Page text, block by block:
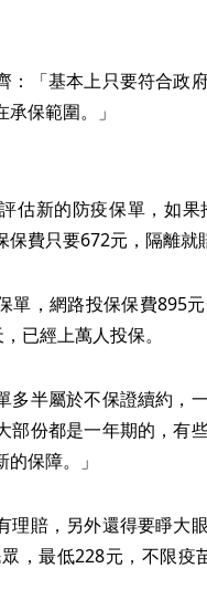
：「基本上只要符合政
保範圍。」
估新的防疫保單，如
費只要672元，隔離就
單，網路投保保費895
已經上萬人投保。
多半屬於不保證續約，
部份都是一年期的，有
保障。」
理賠，另外還得要睜大
，最低228元，不限疫